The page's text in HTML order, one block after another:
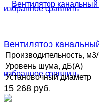
избранное сравнить
избранное сравнить
Вентилятор
Производительность,
Уровень шума, дБ(А)
Установочный диаметр
15 268 руб.